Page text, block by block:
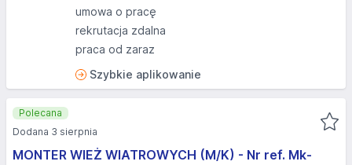
umowa o pracę
rekrutacja zdalna
praca od zaraz
Szybkie aplikowanie
MONTER WIEŻ WIATROWYCH (M/K) - Nr ref. Mk-
Polecana
Dodana 3 sierpnia